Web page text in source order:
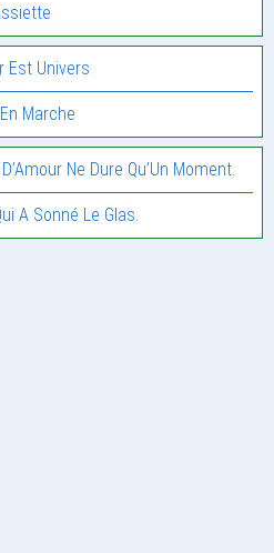
Est Univers
Marche
Ne Dure Qu’Un Moment.
A Sonné Le Glas.